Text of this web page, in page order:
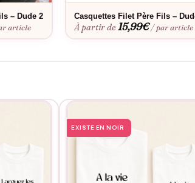
accompagner bébé dans ses premiers
– Dude 2
article
Casquettes Filet Père Fils –
À partir de15,99€ / par article
EXISTE EN NOIR